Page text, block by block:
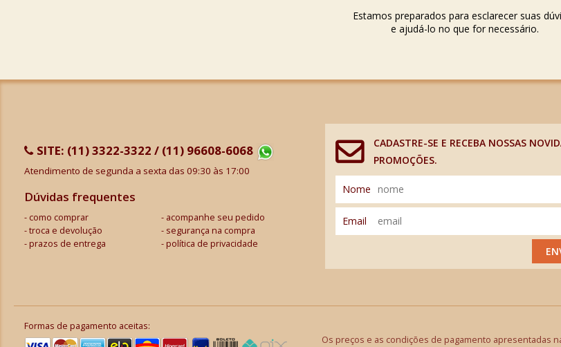
Estamos preparados para esclarecer suas
e ajudá-lo no que for necessário.
SITE: (11) 3322-3322 / (11) 96608-6068
Atendimento de segunda a sexta das 09:30 às 17:00
Dúvidas frequentes
como comprar
acompanhe seu pedido
troca e devolução
segurança na compra
prazos de entrega
política de privacidade
CADASTRE-SE E RECEBA NOSSAS
PROMOÇÕES.
Nome
Email
Formas de pagamento aceitas:
Os preços e as condições de pagamento apresentadas